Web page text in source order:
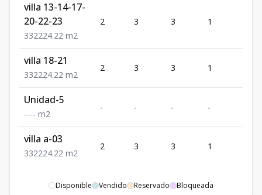
villa 13-14-17-
20-22-23
332224.22 m2
2 3 3 1
villa 18-21
332224.22 m2
2 3 3 1
Unidad-5
---- m2
- - - -
villa a-03
332224.22 m2
2 3 3 1
Disponible Vendido Reservado Bloqueada